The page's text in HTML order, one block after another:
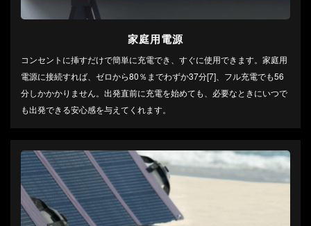
家庭用電源
コンセントに挿すだけで簡単に充電でき、すぐに使用できます。家庭用
電源に接続すれば、ゼロから80％までわずか37分[7]、フル充電でも56
分しかかかりません。出発直前に充電を始めても、必要なときにいつで
も出発できる安心感を与えてくれます。